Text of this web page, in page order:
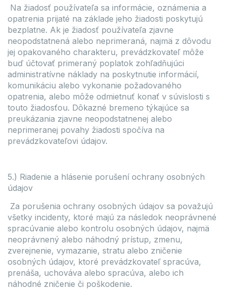
Na žiadosť používateľa sa informácie, oznámenia a
opatrenia prijaté na základe jeho žiadosti poskytujú
bezplatne. Ak je žiadosť používateľa zjavne
neopodstatnená alebo neprimeraná, najmä z dôvodu
jej opakovaného charakteru, prevádzkovateľ môže
buď účtovať primeraný poplatok zohľadňujúci
administratívne náklady na poskytnutie informácií,
komunikáciu alebo vykonanie požadovaného
opatrenia, alebo môže odmietnuť konať v súvislosti s
touto žiadosťou. Dôkazné bremeno týkajúce sa
preukázania zjavne neopodstatnenej alebo
neprimeranej povahy žiadosti spočíva na
prevádzkovateľovi údajov.
5.) Riadenie a hlásenie porušení ochrany osobných
údajov
Za porušenia ochrany osobných údajov sa považujú
všetky incidenty, ktoré majú za následok neoprávnené
spracúvanie alebo kontrolu osobných údajov, najmä
neoprávnený alebo náhodný prístup, zmenu,
zverejnenie, vymazanie, stratu alebo zničenie
osobných údajov, ktoré prevádzkovateľ spracúva,
prenáša, uchováva alebo spracúva, alebo ich
náhodné zničenie či poškodenie.